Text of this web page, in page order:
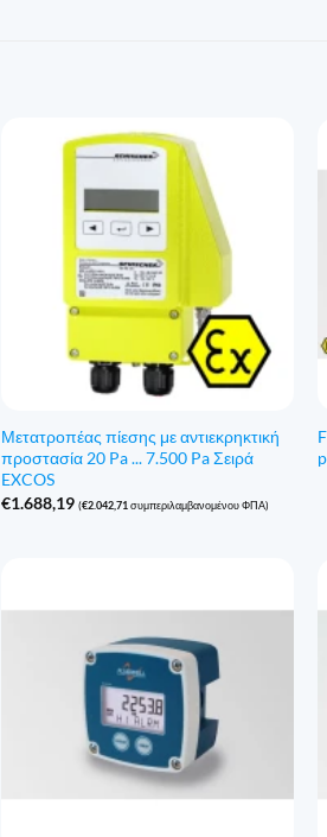
Μετατροπέας πίεσης με αντιεκρηκτική
προστασία 20 Pa ... 7.500 Pa Σειρά
EXCOS
€1.688,19 (€2.042,71 συμπεριλαμβανομένου ΦΠΑ)